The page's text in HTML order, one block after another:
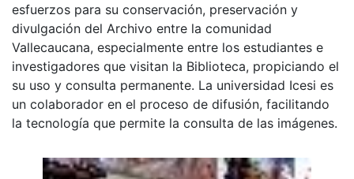
esfuerzos para su conservación, preservación y
divulgación del Archivo entre la comunidad
Vallecaucana, especialmente entre los estudiantes e
investigadores que visitan la Biblioteca, propiciando el
su uso y consulta permanente. La universidad Icesi es
un colaborador en el proceso de difusión, facilitando
la tecnología que permite la consulta de las imágenes.